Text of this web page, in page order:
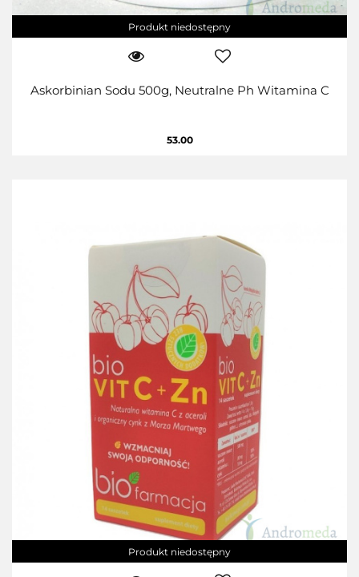
Produkt niedostępny
Askorbinian Sodu 500g, Neutralne Ph Witamina C
53.00
Produkt niedostępny